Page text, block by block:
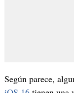
Según parece,